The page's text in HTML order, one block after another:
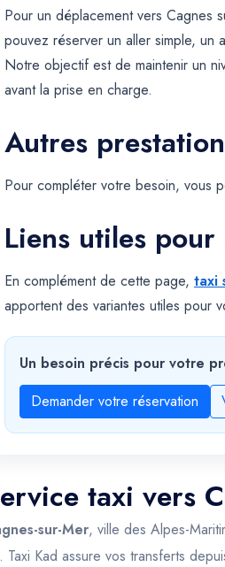
Pour un déplacement vers Cagnes
pouvez réserver un aller simple, un
Notre objectif est de maintenir un
avant la prise en charge.
Autres
Pour compléter votre besoin, vous
Liens utiles
En complément de cette page, taxi
apportent des variantes utiles pour
Un besoin précis pour votre
Demander votre réservation
taxi vers
sur-Mer, ville des Alpes-
Taxi Kad assure vos transferts